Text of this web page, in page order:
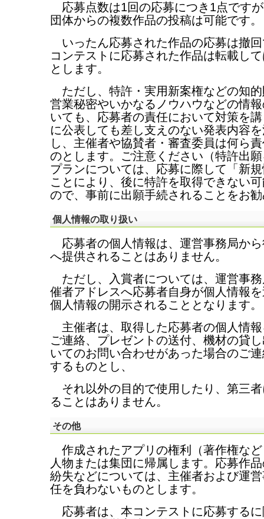
応募点数は1回の応募につき1点です
団体からの複数作品の投稿は可能です。
いったん応募された作品の応募は撤
コンテストに応募された作品は転載し
とします。
ただし、特許・実用新案権などの知
営業秘密やいかなるノウハウなどの情
いても、応募者の責任において対策を
に公表しても差し支えのない発表内容
し、主催者や協賛者・審査委員は何ら
のとします。ご注意ください（特許出
プランについては、応募に際して「新
ことにより、後に特許を取得できない
ので、事前に出願手続されることをお
個人情報の取り扱い
応募者の個人情報は、運営事務局か
へ提供されることはありません。
ただし、入賞者については、運営事
催者アドレスへ応募者自身が個人情報
個人情報の開示されることとなります。
主催者は、取得した応募者の個人情
ご連絡、プレゼントの送付、機材の貸
いてのお問い合わせがあった場合のご
するものとし、
それ以外の目的で使用したり、第三
ることはありません。
その他
作成されたアプリの権利（著作権な
人物または集団に帰属します。応募作
紛失などについては、主催者および運
任を負わないものとします。
応募者は、本コンテストに応募する